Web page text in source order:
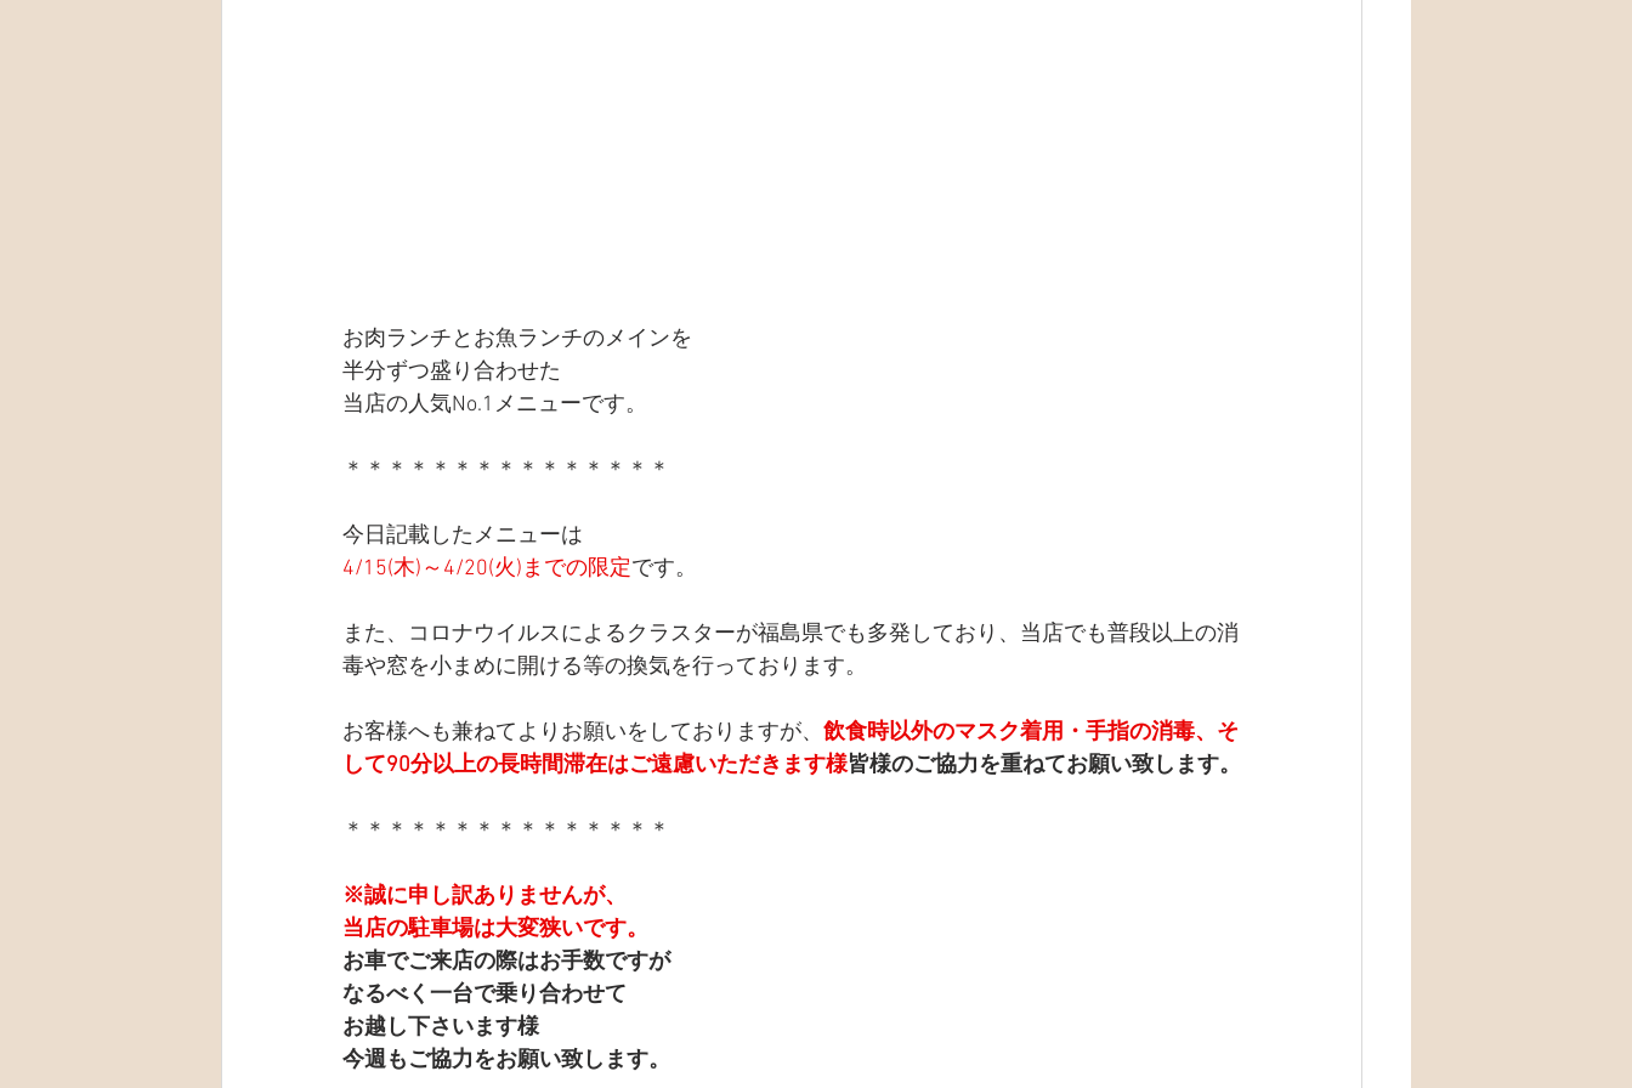
お肉ランチとお魚ランチのメインを
半分ずつ盛り合わせた
当店の人気No.1メニューです。
＊＊＊＊＊＊＊＊＊＊＊＊＊＊＊
今日記載したメニューは
4/15(木)～4/20(火)までの限定です。
また、コロナウイルスによるクラスターが福島県でも多発しており、当店でも普段以上の消
毒や窓を小まめに開ける等の換気を行っております。
お客様へも兼ねてよりお願いをしておりますが、 飲食時以外のマスク着用・手指の消毒、そ
して90分以上の長時間滞在はご遠慮いただきます様皆様のご協力を重ねてお願い致します。
＊＊＊＊＊＊＊＊＊＊＊＊＊＊＊
※誠に申し訳ありませんが、
当店の駐車場は大変狭いです。
お車でご来店の際はお手数ですが
なるべく一台で乗り合わせて
お越し下さいます様
今週もご協力をお願い致します。